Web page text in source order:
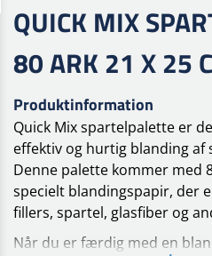
QUICK MIX
80 ARK 21 X 25
Produktinformation
Quick Mix spartelpalette er
effektiv og hurtig blanding
Denne palette kommer med
specielt blandingspapir, der
fillers, spartel, glasfiber og
Når du er færdig med en